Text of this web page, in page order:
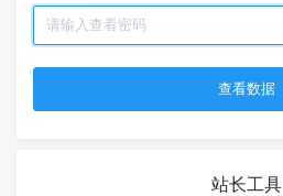
站长工具